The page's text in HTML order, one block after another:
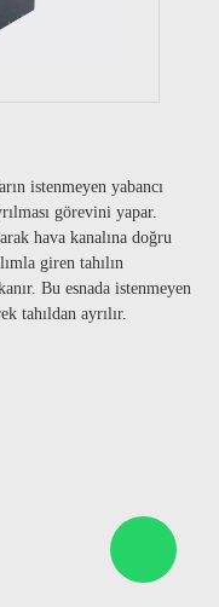
istenmeyen yabancı
görevini yapar.
hava kanalına doğru
giren tahılın
Bu esnada istenmeyen
tahıldan ayrılır.